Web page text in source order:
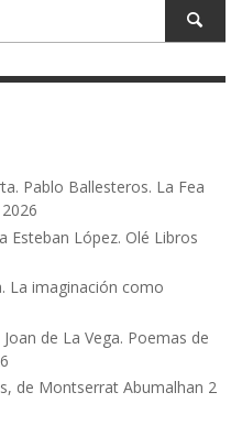
Pablo Ballesteros. La Fea
Esteban López. Olé Libros
La imaginación como
de La Vega. Poemas de
de Montserrat Abumalhan 2